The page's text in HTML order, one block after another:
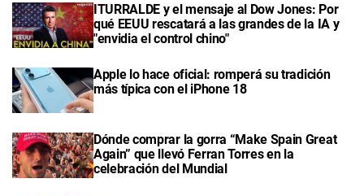
ITURRALDE y el mensaje al Dow Jones: Por
qué EEUU rescatará a las grandes de la IA y
"envidia el control chino"
Apple lo hace oficial: romperá su tradición
más típica con el iPhone 18
Dónde comprar la gorra “Make Spain Great
Again” que llevó Ferran Torres en la
celebración del Mundial